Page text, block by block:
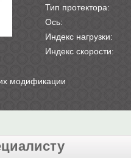
Тип протектора:
Ось:
Индекс нагрузки:
Индекс скорости:
модификации